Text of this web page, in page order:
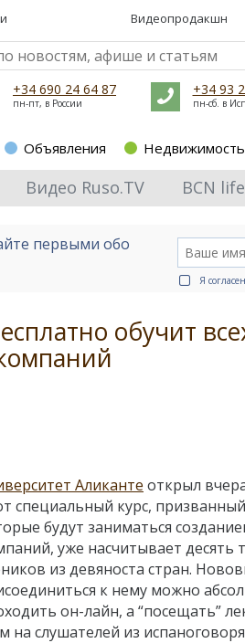
Видеопродакшн
+34 690 24 64 87
пн-пт, в России
+34 93
пн-сб. в
Объявления Недвижимость
Видео Ruso.TV BCN life
первыми обо
Я
обучит
Аликанте открыл
специальный курс, призванный
будут заниматься
уже насчитывает десять
из девяноста стран.
к нему можно
он-лайн, а “посещать”
на слушателей из